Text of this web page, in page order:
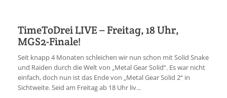
TimeToDrei LIVE – Freitag, 18 Uhr,
MGS2-Finale!
Seit knapp 4 Monaten schleichen wir nun schon mit Solid Snake
und Raiden durch die Welt von „Metal Gear Solid“. Es war nicht
einfach, doch nun ist das Ende von „Metal Gear Solid 2“ in
Sichtweite. Seid am Freitag ab 18 Uhr liv...